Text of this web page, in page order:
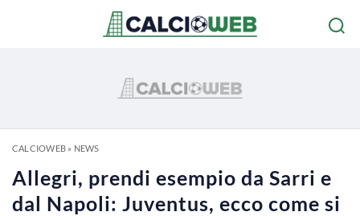
CALCIOWEB» NEWS
Allegri, prendi esempio da Sarri e
dal Napoli: Juventus, ecco come si